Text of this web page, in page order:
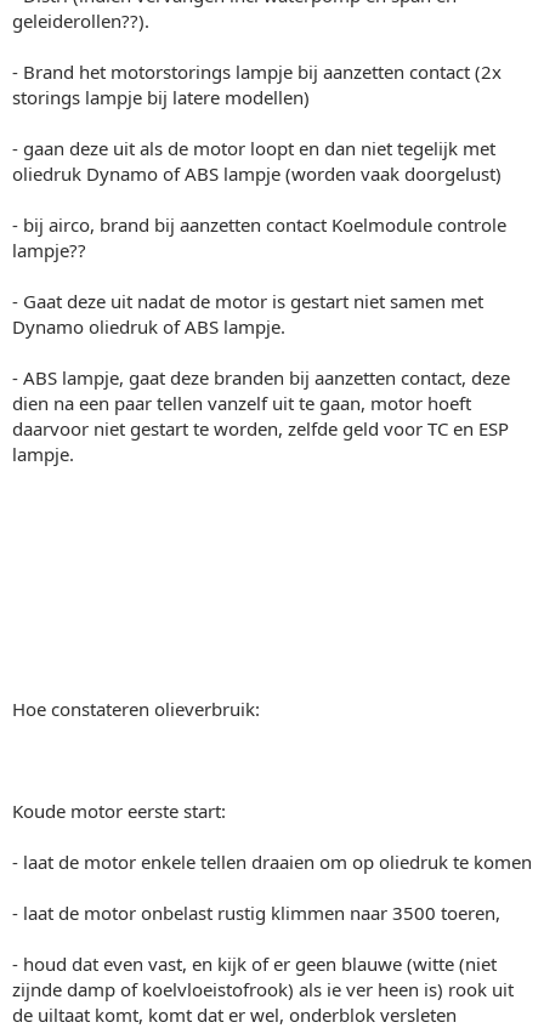
geleiderollen??).
- Brand het motorstorings lampje bij aanzetten contact (2x
storings lampje bij latere modellen)
- gaan deze uit als de motor loopt en dan niet tegelijk met
oliedruk Dynamo of ABS lampje (worden vaak doorgelust)
- bij airco, brand bij aanzetten contact Koelmodule controle
lampje??
- Gaat deze uit nadat de motor is gestart niet samen met
Dynamo oliedruk of ABS lampje.
- ABS lampje, gaat deze branden bij aanzetten contact, deze
dien na een paar tellen vanzelf uit te gaan, motor hoeft
daarvoor niet gestart te worden, zelfde geld voor TC en ESP
lampje.
Hoe constateren olieverbruik:
Koude motor eerste start:
- laat de motor enkele tellen draaien om op oliedruk te komen
- laat de motor onbelast rustig klimmen naar 3500 toeren,
- houd dat even vast, en kijk of er geen blauwe (witte (niet
zijnde damp of koelvloeistofrook) als ie ver heen is) rook uit
de uiltaat komt, komt dat er wel, onderblok versleten